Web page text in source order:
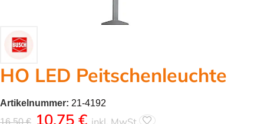
HO LED Peitschenleuchte
Artikelnummer: 21-4192
16,50€ 10,75 € inkl. MwSt.